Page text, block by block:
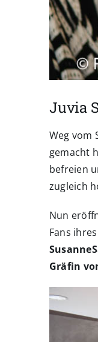
Juvia
Weg vom
gemacht
befreien
zugleich
Nun
Fans
Susanne
Gräfin